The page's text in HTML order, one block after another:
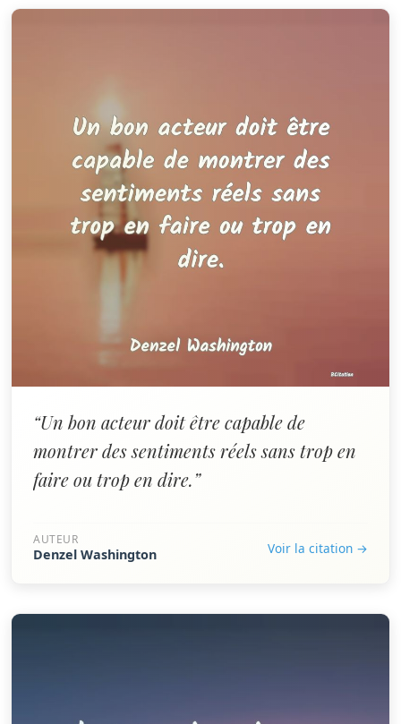
“Un bon acteur doit être capable de
montrer des sentiments réels sans trop en
faire ou trop en dire.”
AUTEUR
Denzel Washington Voir la citation →